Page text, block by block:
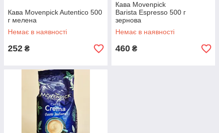
Кава Movenpick Autentico 500
г мелена
Немає в наявності
252 ₴
Кава Movenpick
Barista Espresso 500 г
зернова
Немає в наявності
460 ₴